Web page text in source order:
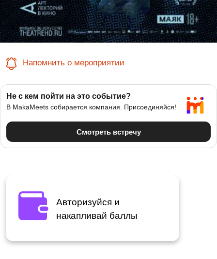
Напомнить о мероприятии
Авторизуйся и
накапливай баллы